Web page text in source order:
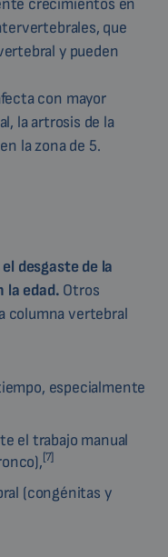
crecimientos en
que
y pueden
con mayor
la artrosis de la
la zona de 5.
desgaste de la
la edad. Otros
columna vertebral
especialmente
el trabajo manual
[7]
(congénitas y